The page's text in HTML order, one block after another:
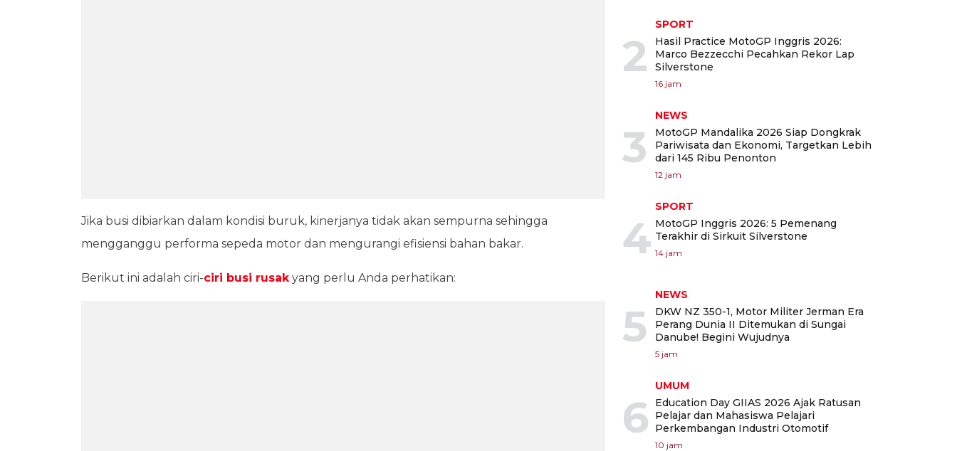
Jika busi dibiarkan dalam kondisi buruk, kinerjanya tidak akan sempurna sehingga
mengganggu performa sepeda motor dan mengurangi efisiensi bahan bakar.
Berikut ini adalah ciri-ciri busi rusak yang perlu Anda perhatikan:
2
SPORT
Hasil Practice MotoGP Inggris 2026:
Marco Bezzecchi Pecahkan Rekor Lap
Silverstone
16 jam
3
NEWS
MotoGP Mandalika 2026 Siap Dongkrak
Pariwisata dan Ekonomi, Targetkan Lebih
dari 145 Ribu Penonton
12 jam
4
SPORT
MotoGP Inggris 2026: 5 Pemenang
Terakhir di Sirkuit Silverstone
14 jam
5
NEWS
DKW NZ 350-1, Motor Militer Jerman Era
Perang Dunia II Ditemukan di Sungai
Danube! Begini Wujudnya
5 jam
6
UMUM
Education Day GIIAS 2026 Ajak Ratusan
Pelajar dan Mahasiswa Pelajari
Perkembangan Industri Otomotif
10 jam